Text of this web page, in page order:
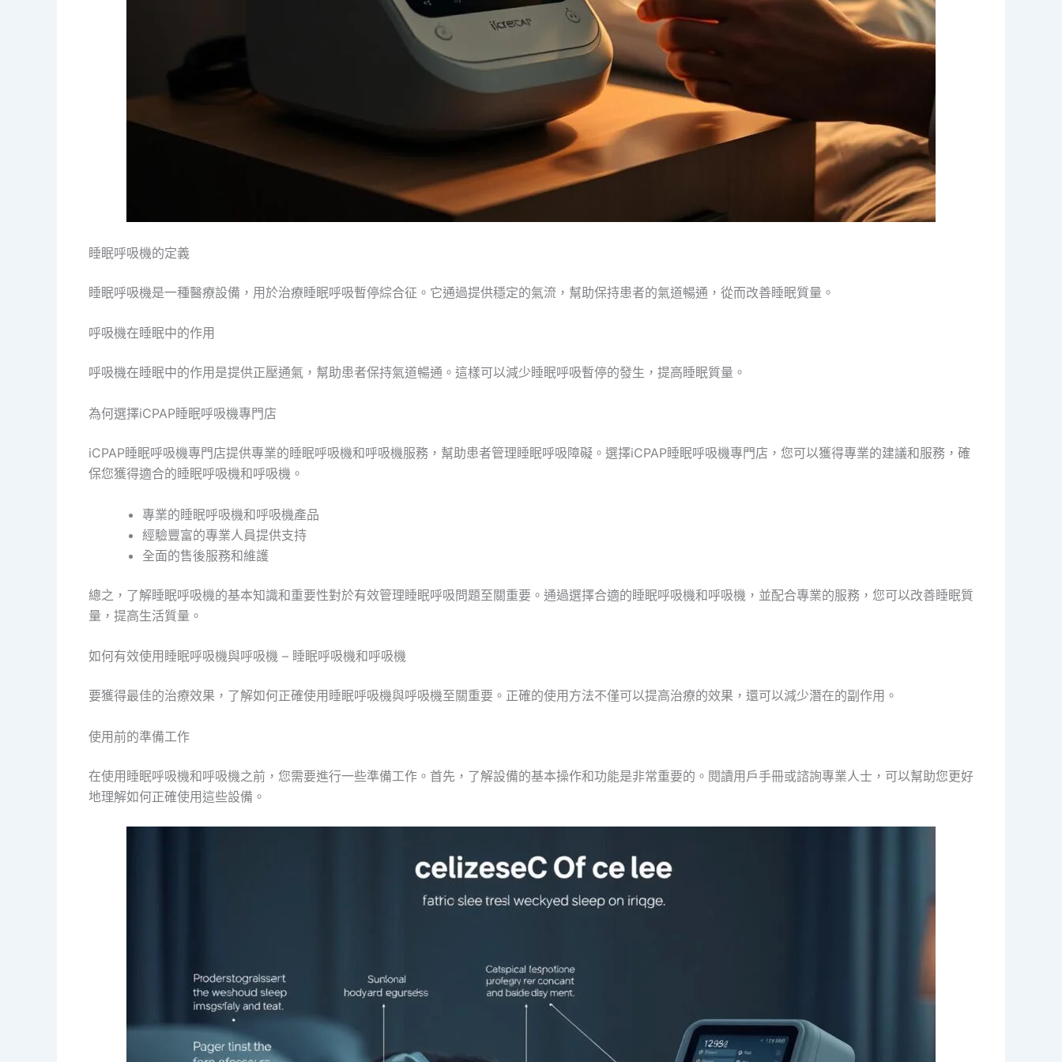
睡眠呼吸機的定義
睡眠呼吸機是一種醫療設備，用於治療睡眠呼吸暫停綜合征。它通過提供穩定的氣流，幫助保持患者的氣道暢通，從而改善睡眠質量。
呼吸機在睡眠中的作用
呼吸機在睡眠中的作用是提供正壓通氣，幫助患者保持氣道暢通。這樣可以減少睡眠呼吸暫停的發生，提高睡眠質量。
為何選擇iCPAP睡眠呼吸機專門店
iCPAP睡眠呼吸機專門店提供專業的睡眠呼吸機和呼吸機服務，幫助患者管理睡眠呼吸障礙。選擇iCPAP睡眠呼吸機專門店，您可以獲得專業的建議和服務，確
保您獲得適合的睡眠呼吸機和呼吸機。
專業的睡眠呼吸機和呼吸機產品
經驗豐富的專業人員提供支持
全面的售後服務和維護
總之，了解睡眠呼吸機的基本知識和重要性對於有效管理睡眠呼吸問題至關重要。通過選擇合適的睡眠呼吸機和呼吸機，並配合專業的服務，您可以改善睡眠質
量，提高生活質量。
如何有效使用睡眠呼吸機與呼吸機 – 睡眠呼吸機和呼吸機
要獲得最佳的治療效果，了解如何正確使用睡眠呼吸機與呼吸機至關重要。正確的使用方法不僅可以提高治療的效果，還可以減少潛在的副作用。
使用前的準備工作
在使用睡眠呼吸機和呼吸機之前，您需要進行一些準備工作。首先，了解設備的基本操作和功能是非常重要的。閱讀用戶手冊或諮詢專業人士，可以幫助您更好
地理解如何正確使用這些設備。